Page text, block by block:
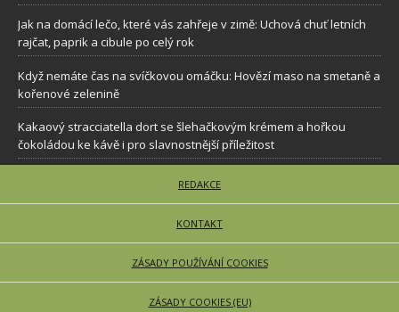
Jak na domácí lečo, které vás zahřeje v zimě: Uchová chuť letních
rajčat, paprik a cibule po celý rok
Když nemáte čas na svíčkovou omáčku: Hovězí maso na smetaně a
kořenové zelenině
Kakaový stracciatella dort se šlehačkovým krémem a hořkou
čokoládou ke kávě i pro slavnostnější příležitost
REDAKCE
KONTAKT
ZÁSADY POUŽÍVÁNÍ COOKIES
ZÁSADY COOKIES (EU)